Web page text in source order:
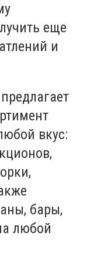
еще
и
предлагает
вкус:
бары,
любой